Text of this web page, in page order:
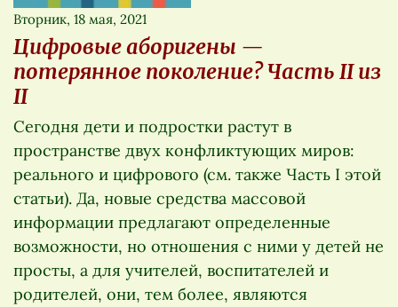
Вторник, 18 мая, 2021
Цифровые аборигены —
потерянное поколение? Часть II из
II
Сегодня дети и подростки растут в
пространстве двух конфликтующих миров:
реального и цифрового (см. также Часть I этой
статьи). Да, новые средства массовой
информации предлагают определенные
возможности, но отношения с ними у детей не
просты, а для учителей, воспитателей и
родителей, они, тем более, являются